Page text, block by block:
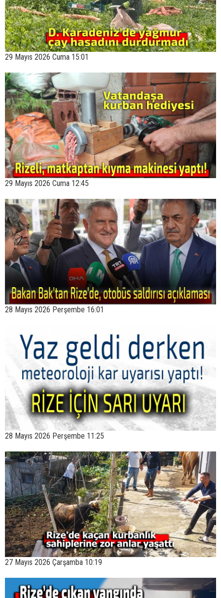
29 Mayıs 2026 Cuma 15:01
29 Mayıs 2026 Cuma 12:45
28 Mayıs 2026 Perşembe 16:01
28 Mayıs 2026 Perşembe 11:25
27 Mayıs 2026 Çarşamba 10:19